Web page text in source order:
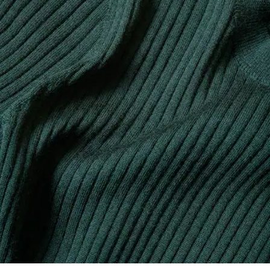
NON ASCIUGARE A SECCO
FERRO A BASSA TEMPERATURA MAX 110
GRADI CELSIUS
NON LAVARE A SECCO
FAR ASCIUGARE STESO DOPO AVER RIMOSSO
L'ACQUA IN ECCESSO
valore, conoscenza dei fornitori e dell'ecosistema... nessun
filo si intreccia senza la supervisione del Coccodrillo.
Scopri di più qui